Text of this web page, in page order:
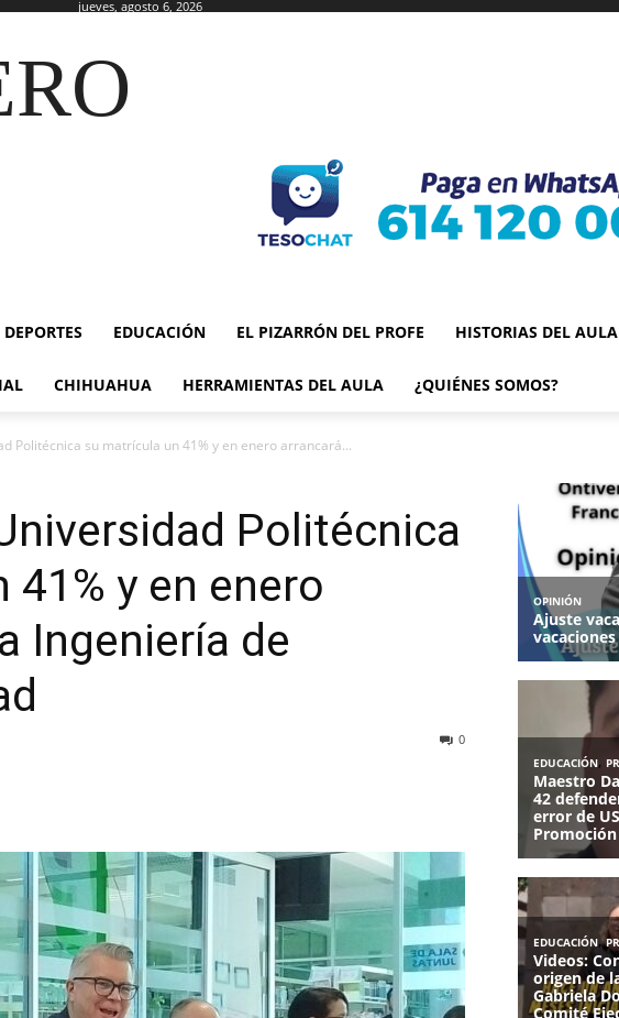
jueves, agosto 6, 2026
DEPORTES EDUCACIÓN EL PIZARRÓN DEL PROFE HISTORIAS DEL AULA
CHIHUAHUA HERRAMIENTAS DEL AULA ¿QUIÉNES SOMOS?
Politécnica su matrícula un 41% y en enero arrancará...
Politécnica
y en enero
Ingeniería de
0